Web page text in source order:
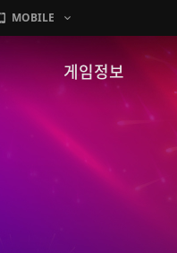
MOBILE
게임정보
캐릭터소개